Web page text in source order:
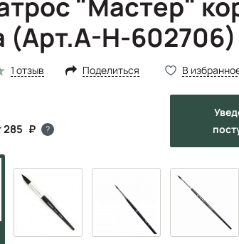
(Арт.А-Н-602706)
1 отзыв Поделиться В
285 ?